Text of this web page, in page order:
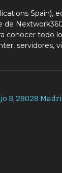
Spain),
de
conocer todo
servidores,
B, 28028